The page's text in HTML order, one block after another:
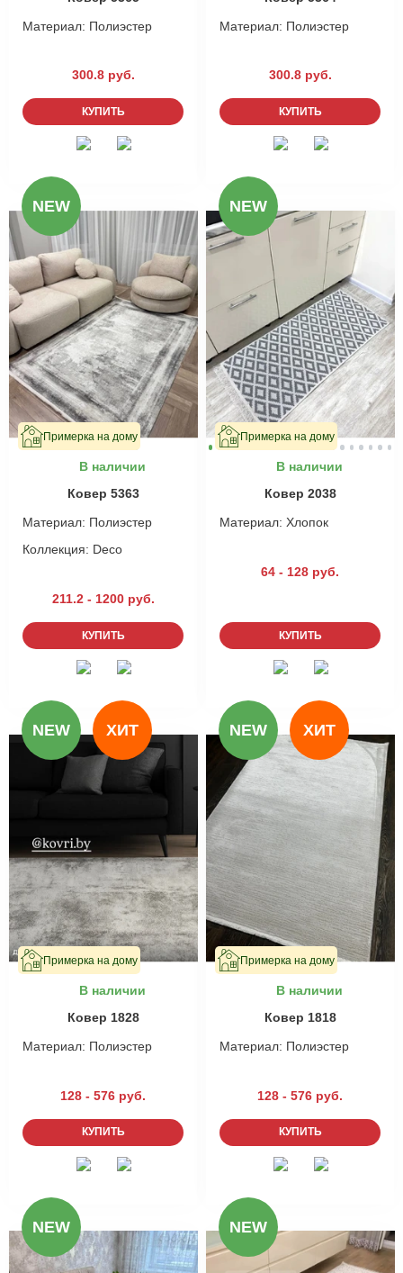
Материал: Полиэстер
300.8 руб.
КУПИТЬ
Материал: Полиэстер
300.8 руб.
КУПИТЬ
NEW
Примерка на дому
В наличии
Ковер 5363
Материал: Полиэстер
Коллекция: Deco
211.2 - 1200 руб.
КУПИТЬ
NEW
Примерка на дому
В наличии
Ковер 2038
Материал: Хлопок
64 - 128 руб.
КУПИТЬ
NEW ХИТ
Примерка на дому
В наличии
Ковер 1828
Материал: Полиэстер
128 - 576 руб.
КУПИТЬ
NEW ХИТ
Примерка на дому
В наличии
Ковер 1818
Материал: Полиэстер
128 - 576 руб.
КУПИТЬ
NEW NEW